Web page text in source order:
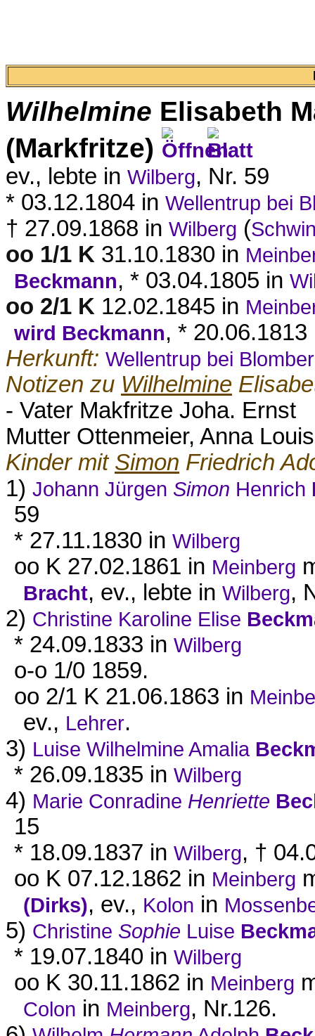
Wilhelmine Elisabeth
(Markfritze)
ev., lebte in Wilberg, Nr. 59
* 03.12.1804 in Wellentrup bei
† 27.09.1868 in Wilberg (
oo 1/1 K 31.10.1830 in
Beckmann, * 03.04.1805 in
oo 2/1 K 12.02.1845 in
wird Beckmann, *
Herkunft: Wellentrup bei
Notizen zu Wilhelmine
- Vater Makfritze Joha. Ernst
Mutter Ottenmeier, Anna
Kinder mit Simon Friedrich
1) Johann Jürgen Simon Henrich
59
* 27.11.1830 inWilberg
oo K 27.02.1861 in Meinberg
Bracht, ev., lebte in Wilberg,
2) Christine Karoline Elise
* 24.09.1833 inWilberg
o-o 1/0 1859.
oo 2/1 K 21.06.1863 in
ev., Lehrer.
3) Luise Wilhelmine Amalia
* 26.09.1835 inWilberg
4) Marie Conradine Henriette
15
* 18.09.1837 inWilberg, †
oo K 07.12.1862 in Meinberg
(Dirks), ev., Kolon in
5) Christine Sophie Luise
* 19.07.1840 inWilberg
oo K 30.11.1862 in Meinberg
Colon in Meinberg, Nr.126.